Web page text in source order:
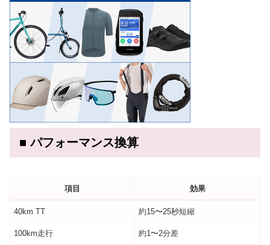
■ パフォーマンス換算
項目 効果
40km TT 約15〜25秒短縮
100km走行 約1〜2分差